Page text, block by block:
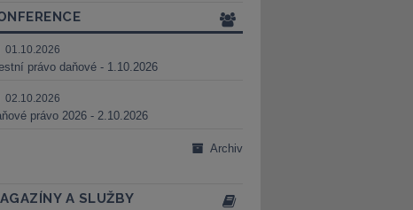
01.10.2026
právo daňové - 1.10.2026
02.10.2026
právo 2026 - 2.10.2026
Archiv
A SLUŽBY